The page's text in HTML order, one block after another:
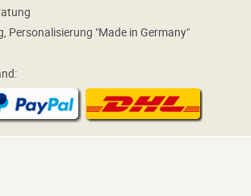
Personalisierung "Made in Germany"